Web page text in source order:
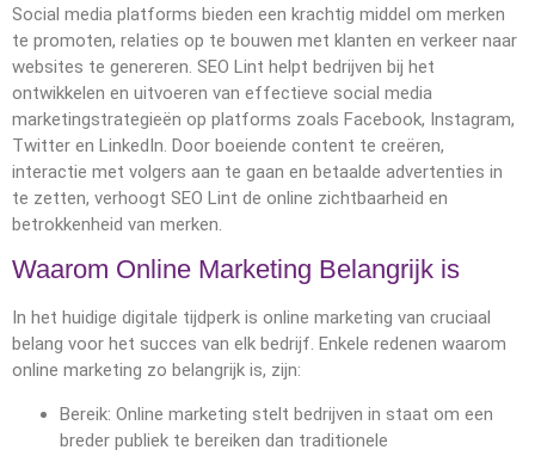
Social media platforms bieden een krachtig middel om merken
te promoten, relaties op te bouwen met klanten en verkeer naar
websites te genereren. SEO Lint helpt bedrijven bij het
ontwikkelen en uitvoeren van effectieve social media
marketingstrategieën op platforms zoals Facebook, Instagram,
Twitter en LinkedIn. Door boeiende content te creëren,
interactie met volgers aan te gaan en betaalde advertenties in
te zetten, verhoogt SEO Lint de online zichtbaarheid en
betrokkenheid van merken.
Waarom Online Marketing Belangrijk is
In het huidige digitale tijdperk is online marketing van cruciaal
belang voor het succes van elk bedrijf. Enkele redenen waarom
online marketing zo belangrijk is, zijn:
Bereik: Online marketing stelt bedrijven in staat om een
breder publiek te bereiken dan traditionele